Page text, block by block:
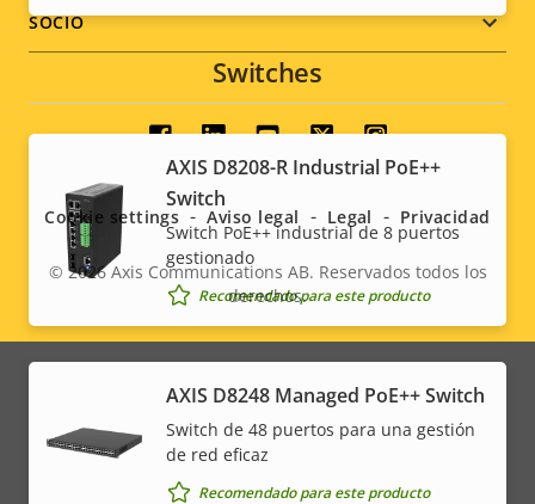
Switches
AXIS D8208-R Industrial PoE++
Switch
Switch PoE++ industrial de 8 puertos
gestionado
Recomendado para este producto
AXIS D8248 Managed PoE++ Switch
Switch de 48 puertos para una gestión
de red eficaz
Recomendado para este producto
SOCIO
Social
menu
Legal
menu
© 2026Axis Communications AB. Reservados todos los
derechos.
Cookie settings Aviso legal Legal Privacidad